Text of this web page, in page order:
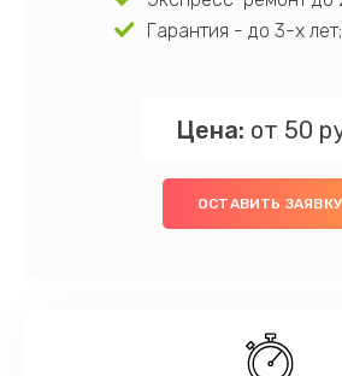
Гарантия - до 3-х лет;
Цена: от 50
ОСТАВИТЬ ЗАЯВКУ